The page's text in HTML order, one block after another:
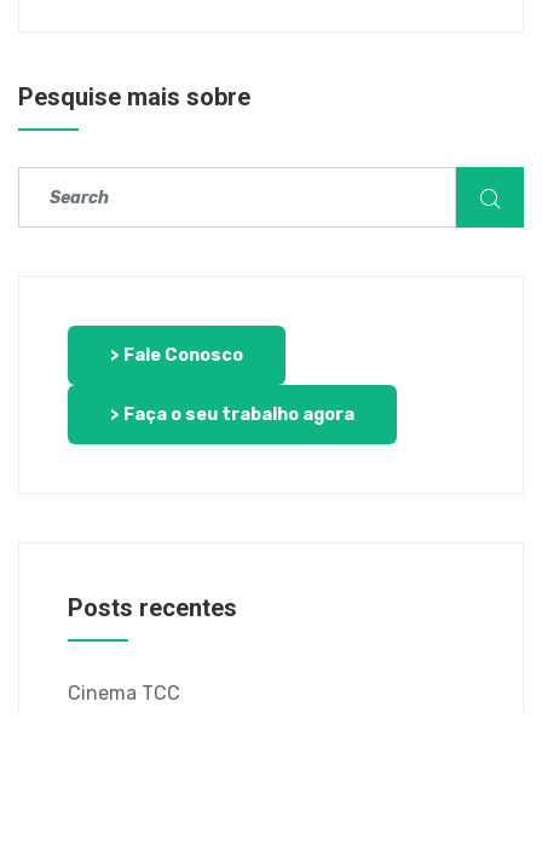
Pesquise mais sobre
> Fale Conosco
> Faça o seu trabalho agora
Posts recentes
Cinema TCC